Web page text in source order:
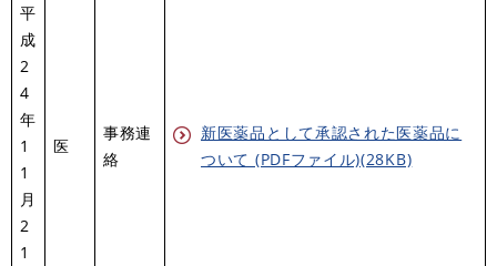
平
成
2
4
年
1
1
月
2
1
医
事務連
絡
新医薬品として承認された医薬品に
ついて (PDFファイル)(28KB)